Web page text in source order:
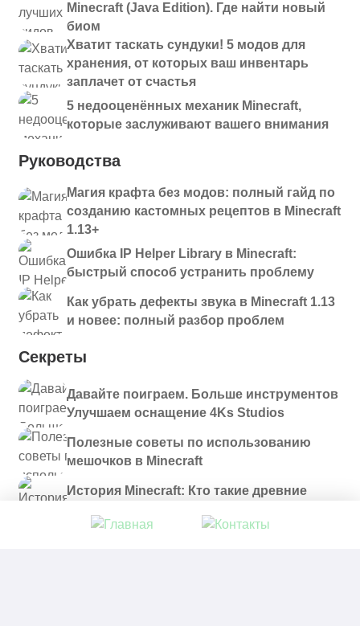
Minecraft (Java Edition). Где найти новый
биом
Хватит таскать сундуки! 5 модов для
хранения, от которых ваш инвентарь
заплачет от счастья
5 недооценённых механик Minecraft,
которые заслуживают вашего внимания
Руководства
Магия крафта без модов: полный гайд по
созданию кастомных рецептов в Minecraft
1.13+
Ошибка IP Helper Library в Minecraft:
быстрый способ устранить проблему
Как убрать дефекты звука в Minecraft 1.13
и новее: полный разбор проблем
Секреты
Давайте поиграем. Больше инструментов
Улучшаем оснащение 4Ks Studios
Полезные советы по использованию
мешочков в Minecraft
История Minecraft: Кто такие древние